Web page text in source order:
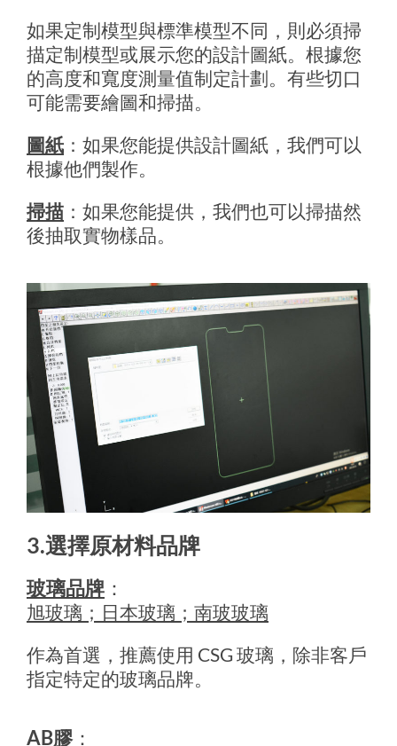
如果定制模型與標準模型不同，則必須掃
描定制模型或展示您的設計圖紙。根據您
的高度和寬度測量值制定計劃。有些切口
可能需要繪圖和掃描。
圖紙 ：如果您能提供設計圖紙，我們可以
根據他們製作。
掃描 ：如果您能提供，我們也可以掃描然
後抽取實物樣品。
3.選擇原材料品牌
玻璃品牌 ：
旭玻璃；日本玻璃；南玻玻璃
作為首選，推薦使用 CSG 玻璃，除非客戶
指定特定的玻璃品牌。
AB膠：